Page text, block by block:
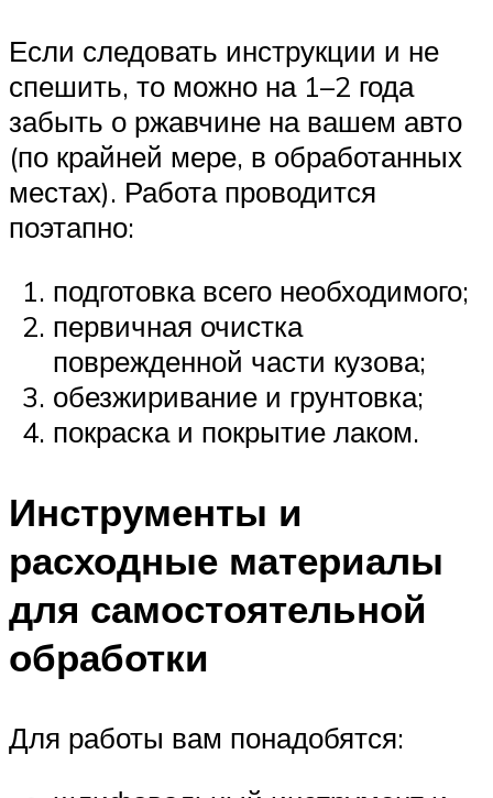
Если следовать инструкции и не
спешить, то можно на 1–2 года
забыть о ржавчине на вашем авто
(по крайней мере, в обработанных
местах). Работа проводится
поэтапно:
подготовка всего необходимого;
первичная очистка
поврежденной части кузова;
обезжиривание и грунтовка;
покраска и покрытие лаком.
Инструменты и
расходные материалы
для самостоятельной
обработки
Для работы вам понадобятся: